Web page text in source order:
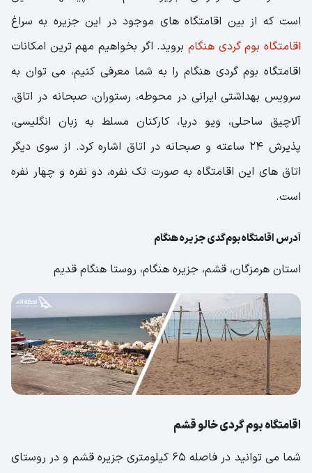
است که از بین اقامتگاه های موجود در این جزیره به سراغ
اقامتگاه بوم گردی هنگام بروید. اگر بخواهیم مهم ترین امکانات
اقامتگاه بوم گردی هنگام را به شما معرفی کنیم، می توان به
سرویس بهداشتی ایرانی در محوطه، رستوران، صبحانه در اتاق،
آلاچیق ساحلی، ویو دریا، کارکنان مسلط به زبان انگلیسی،
پذیرش ۲۴ ساعته و صبحانه در اتاق اشاره کرد. از سوی دیگر
اتاق های این اقامتگاه به صورت تک نفره، دو نفره و چهار نفره
است.
آدرس اقامتگاه بوم‌گدی جزیره هنگام
استان هرمزگان، قشم، جزیره هنگام، روستا هنگام قدیم
اقامتگاه بوم گردی خالو قشم
شما می توانید در فاصله ۶۵ کیلومتری جزیره قشم و در روستای